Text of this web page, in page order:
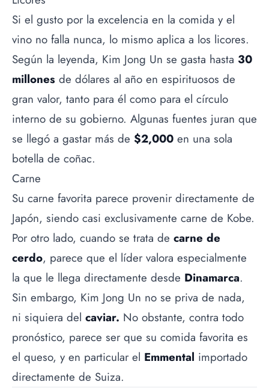
Si el gusto por la excelencia en la comida y el
vino no falla nunca, lo mismo aplica a los licores.
Según la leyenda, Kim Jong Un se gasta hasta 30
millones de dólares al año en espirituosos de
gran valor, tanto para él como para el círculo
interno de su gobierno. Algunas fuentes juran que
se llegó a gastar más de $2,000 en una sola
botella de coñac.
Carne
Su carne favorita parece provenir directamente de
Japón, siendo casi exclusivamente carne de Kobe.
Por otro lado, cuando se trata de carne de
cerdo, parece que el líder valora especialmente
la que le llega directamente desde Dinamarca.
Sin embargo, Kim Jong Un no se priva de nada,
ni siquiera del caviar. No obstante, contra todo
pronóstico, parece ser que su comida favorita es
el queso, y en particular el Emmental importado
directamente de Suiza.